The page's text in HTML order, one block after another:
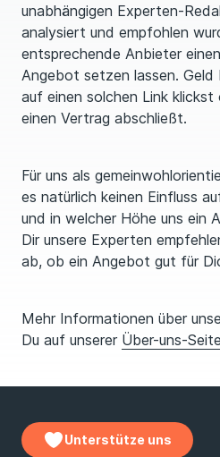
unabhängigen Experten-
analysiert und empfohlen
entsprechende Anbieter
Angebot setzen lassen. Geld
auf einen solchen Link
einen Vertrag abschließt.
Für uns als
es natürlich keinen Einfluss
und in welcher Höhe uns ein
Dir unsere Experten
ab, ob ein Angebot gut für
Mehr Informationen über
Du auf unserer Über-uns-Seite
Unterstütze uns